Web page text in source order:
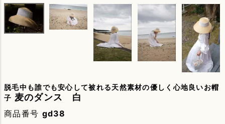
脱毛中も誰でも安心して被れる天然素材の優しく心地良いお帽
子 麦のダンス 白
商品番号 gd38